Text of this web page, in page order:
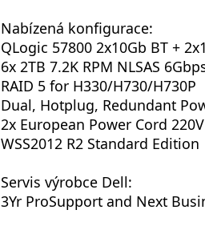
Nabízená konfigurace:
QLogic 57800 2x10Gb BT +
6x 2TB 7.2K RPM NLSAS
RAID 5 for H330/H730/H730P
Dual, Hotplug, Redundant
2x European Power Cord 220V
WSS2012 R2 Standard Edition
Servis výrobce Dell:
3Yr ProSupport and Next